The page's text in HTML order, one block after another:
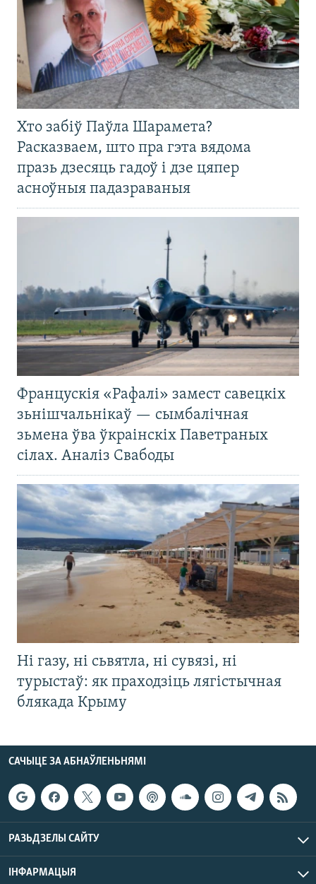
Хто забіў Паўла Шарамета?
Расказваем, што пра гэта вядома
празь дзесяць гадоў і дзе цяпер
асноўныя падазраваныя
Францускія «Рафалі» замест савецкіх
зьнішчальнікаў — сымбалічная
зьмена ўва ўкраінскіх Паветраных
сілах. Аналіз Свабоды
Ні газу, ні сьвятла, ні сувязі, ні
турыстаў: як праходзіць лягістычная
блякада Крыму
САЧЫЦЕ ЗА АБНАЎЛЕНЬНЯМІ
РАЗЬДЗЕЛЫ САЙТУ
ІНФАРМАЦЫЯ